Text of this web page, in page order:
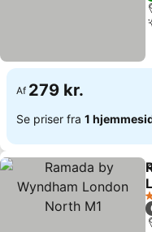
Af 279 kr.
Se priser fra 1